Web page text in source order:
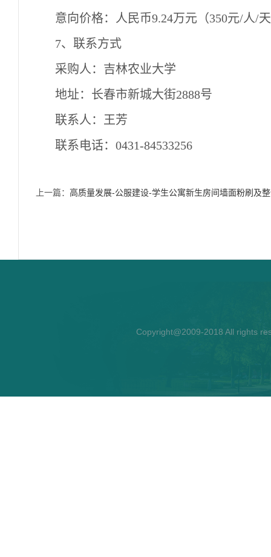
意向价格：人民币9.24万元（350元/人/
7、联系方式
采购人：吉林农业大学
地址：长春市新城大街2888号
联系人：王芳
联系电话： 0431-84533256
上一篇： 高质量发展-公服建设-学生公寓新生房间墙面粉刷及
Copyright@2009-2018 All rights